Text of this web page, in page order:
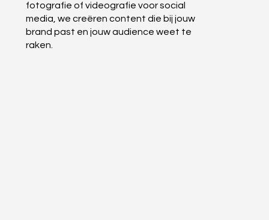
fotografie of videografie voor social
media, we creëren content die bij jouw
brand past en jouw audience weet te
raken.